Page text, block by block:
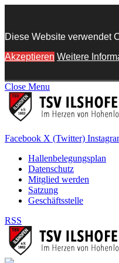
Diese Website verwendet
Akzeptieren Weitere
Close Menu
Facebook X (Twitter)
Hallenbelegungsplan
Datenschutz
Mitglied werden
Satzung
Geschäftsstelle
RSS